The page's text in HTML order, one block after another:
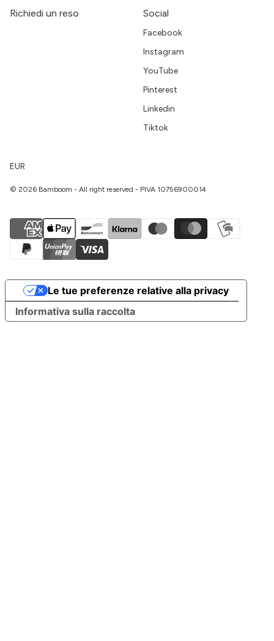
Richiedi un reso Social
Facebook
Instagram
YouTube
Pinterest
Linkedin
Tiktok
EUR
© 2026 Bamboom - All right reserved - PIVA 10756900014
Informativa sulla raccolta
Le tue preferenze relative alla privacy